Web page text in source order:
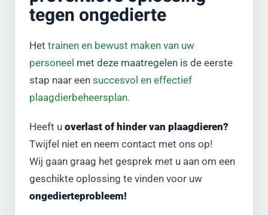
tegen ongedierte
Het trainen en bewust maken van uw
personeel met deze maatregelen is de eerste
stap naar een succesvol en effectief
plaagdierbeheersplan.
Heeft u overlast of hinder van plaagdieren?
Twijfel niet en neem contact met ons op!
Wij gaan graag het gesprek met u aan om een
geschikte oplossing te vinden voor uw
ongedierteprobleem!